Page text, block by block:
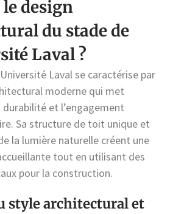
le design
du stade de
Laval ?
Laval se caractérise par
moderne qui met
durabilité et l’engagement
Sa structure de toit unique et
la lumière naturelle créent une
tout en utilisant des
pour la construction.
style architectural et